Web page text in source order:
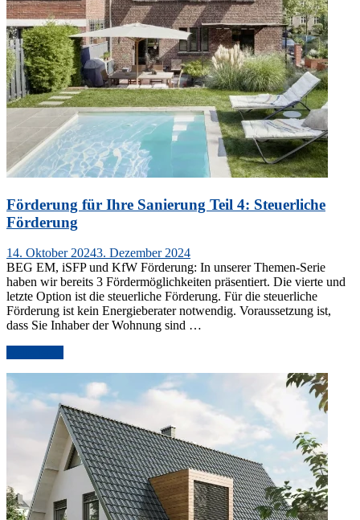
Förderung für Ihre Sanierung Teil 4: Steuerliche
Förderung
Veröffentlicht
am
14. Oktober 20243. Dezember 2024
BEG EM, iSFP und KfW Förderung: In unserer Themen-Serie
haben wir bereits 3 Fördermöglichkeiten präsentiert. Die vierte und
letzte Option ist die steuerliche Förderung. Für die steuerliche
Förderung ist kein Energieberater notwendig. Voraussetzung ist,
dass Sie Inhaber der Wohnung sind …
Ihre
Sanierung
Steuerliche
Förderung“